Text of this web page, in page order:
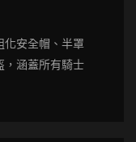
化安全帽、半罩
，涵蓋所有騎士